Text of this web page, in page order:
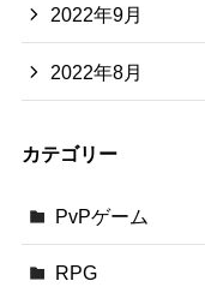
2022年9月
2022年8月
カテゴリー
PvPゲーム
RPG